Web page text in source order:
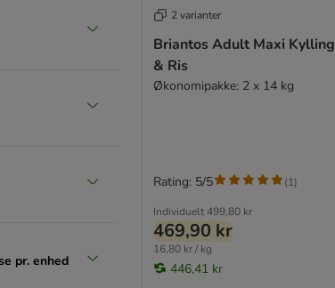
pr. enhed
2 varianter
Briantos Adult Maxi Kylling
& Ris
Økonomipakke: 2 x 14 kg
Individuelt499,80 kr
469,90 kr
16,80 kr / kg
446,41 kr
Rating: 5/5 (1)